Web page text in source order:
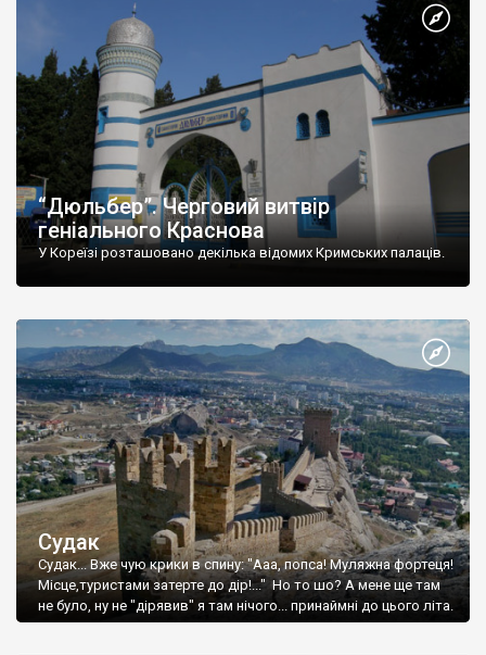
“Дюльбер”. Черговий витвір
геніального Краснова
У Кореїзі розташовано декілька відомих Кримських палаців.
Судак
Судак... Вже чую крики в спину: "Ааа, попса! Муляжна фортеця!
Місце,туристами затерте до дір!..." Но то шо? А мене ще там
не було, ну не "дірявив" я там нічого... принаймні до цього літа.